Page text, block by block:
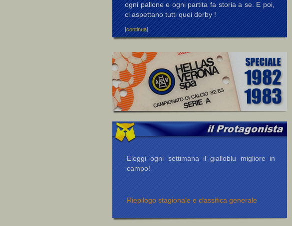
ogni pallone e ogni partita fa storia a se. E poi,
ci aspettano tutti quei derby !
[continua]
Eleggi ogni settimana il gialloblu migliore in
campo!
Riepilogo stagionale e classifica generale